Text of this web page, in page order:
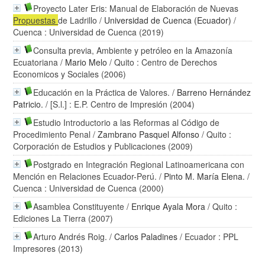
Proyecto Later Eris: Manual de Elaboración de Nuevas
Propuestasde Ladrillo / Universidad de Cuenca (Ecuador) /
Cuenca : Universidad de Cuenca (2019)
Consulta previa, Ambiente y petróleo en la Amazonía
Ecuatoriana / Mario Melo / Quito : Centro de Derechos
Economicos y Sociales (2006)
Educación en la Práctica de Valores. / Barreno Hernández
Patricio. / [S.l.] : E.P. Centro de Impresión (2004)
Estudio Introductorio a las Reformas al Código de
Procedimiento Penal /Zambrano Pasquel Alfonso / Quito :
Corporación de Estudios y Publicaciones (2009)
Postgrado en Integración Regional Latinoamericana con
Mención en Relaciones Ecuador-Perú. / Pinto M. María Elena. /
Cuenca : Universidad de Cuenca (2000)
Asamblea Constituyente / Enrique Ayala Mora / Quito :
Ediciones La Tierra (2007)
Arturo Andrés Roig. /Carlos Paladines / Ecuador : PPL
Impresores (2013)